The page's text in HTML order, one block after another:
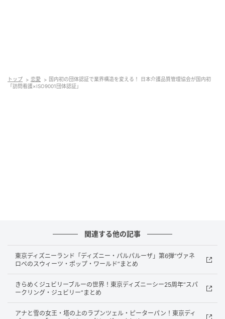
日本介護品質管理協会（JCQM-A）は、法令遵守と品質
本プロジェクトの特徴は、各事業所が他社の内部監査
を担う「相互内部監査」の仕組みにあります。
客観的な視点での評価と改善を促進しながら、他社の
優れた取り組みを自社へ還元することで、単独では実
現できないスピードでの品質向上を実現しています。
トップ 恋愛
国内初の団体認証で業界構造を変える！ 日本介護品質管理協会が国内初
「訪問看護×ISO9001団体認証」
関連する他の記事
東京ディズニーランド「ディズニー・パルパルーザ」第6弾“ヴァネ
ロペのスウィーツ・ポップ・ワールド”まとめ
きらめくジュビリーブルーの世界！東京ディズニーシー25周年“スパ
ークリング・ジュビリー”まとめ
アナと雪の女王・塔の上のラプンツェル・ピーターパン！東京ディ